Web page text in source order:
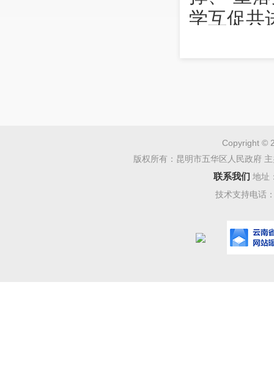
学互促共
Copyright ©
版权所有：昆明市五华区人民政府
联系我们 地址
技术支持电话